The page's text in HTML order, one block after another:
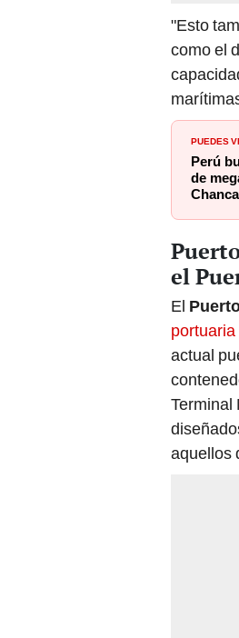
como el
PUEDES
Perú
de
el
El
actual
Terminal
aquellos